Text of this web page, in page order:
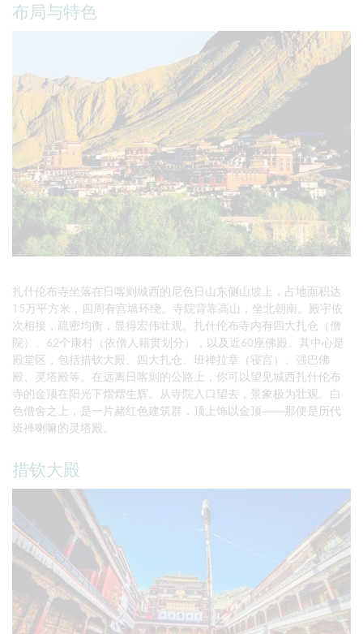
布局与特色
扎什伦布寺坐落在日喀则城西的尼色日山东侧山坡上，占地面积达
15万平方米，四周有宫墙环绕。寺院背靠高山，坐北朝南。殿宇依
次相接，疏密均衡，显得宏伟壮观。扎什伦布寺内有四大扎仓（僧
院）、62个康村（依僧人籍贯划分），以及近60座佛殿。其中心是
殿堂区，包括措钦大殿、四大扎仓、班禅拉章（寝宫）、强巴佛
殿、灵塔殿等。在远离日喀则的公路上，你可以望见城西扎什伦布
寺的金顶在阳光下熠熠生辉。从寺院入口望去，景象极为壮观。白
色僧舍之上，是一片赭红色建筑群，顶上饰以金顶——那便是历代
班禅喇嘛的灵塔殿。
措钦大殿